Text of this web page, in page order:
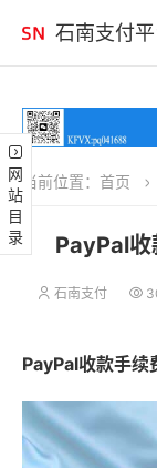
石南支付
网站目录 当前位置： 首页
PayPal收
石南支付
PayPal收款手续